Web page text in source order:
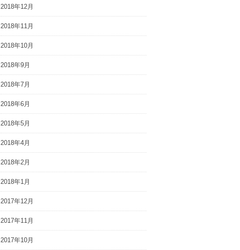
2018年12月
2018年11月
2018年10月
2018年9月
2018年7月
2018年6月
2018年5月
2018年4月
2018年2月
2018年1月
2017年12月
2017年11月
2017年10月